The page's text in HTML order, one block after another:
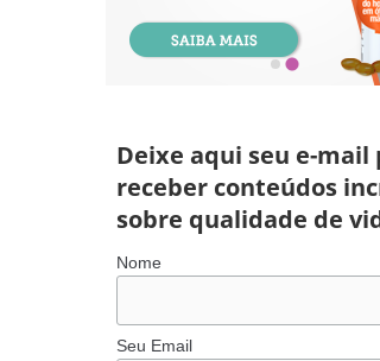
Deixe aqui seu e-mail
receber conteúdos
sobre qualidade de
Nome
Seu Email